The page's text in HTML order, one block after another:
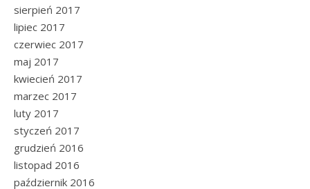
sierpień 2017
lipiec 2017
czerwiec 2017
maj 2017
kwiecień 2017
marzec 2017
luty 2017
styczeń 2017
grudzień 2016
listopad 2016
październik 2016